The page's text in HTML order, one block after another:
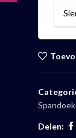
Delen: